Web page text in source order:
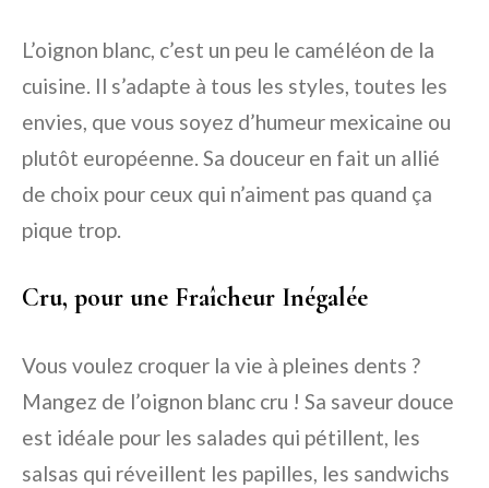
L’oignon blanc, c’est un peu le caméléon de la
cuisine. Il s’adapte à tous les styles, toutes les
envies, que vous soyez d’humeur mexicaine ou
plutôt européenne. Sa douceur en fait un allié
de choix pour ceux qui n’aiment pas quand ça
pique trop.
Cru, pour une Fraîcheur Inégalée
Vous voulez croquer la vie à pleines dents ?
Mangez de l’oignon blanc cru ! Sa saveur douce
est idéale pour les salades qui pétillent, les
salsas qui réveillent les papilles, les sandwichs